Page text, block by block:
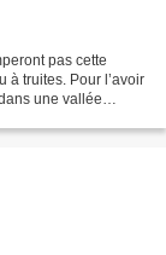
pas cette
à truites. Pour l’avoir
une vallée